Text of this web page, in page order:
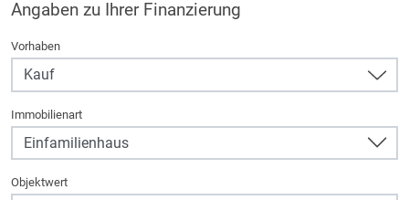
Angaben zu Ihrer Finanzierung
Vorhaben
Immobilienart
Objektwert